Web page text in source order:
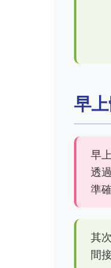
早
早
透
準
其
間